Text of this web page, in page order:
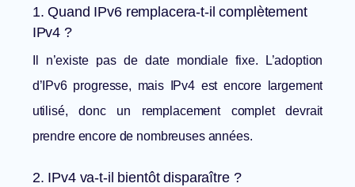
1. Quand IPv6 remplacera-t-il complètement
IPv4 ?
Il n’existe pas de date mondiale fixe. L’adoption
d’IPv6 progresse, mais IPv4 est encore largement
utilisé, donc un remplacement complet devrait
prendre encore de nombreuses années.
2. IPv4 va-t-il bientôt disparaître ?